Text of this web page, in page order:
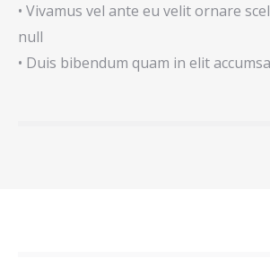
• Vivamus vel ante eu velit ornare
null
• Duis bibendum quam in elit